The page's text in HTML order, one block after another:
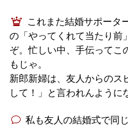
これまた結婚サポータ
の「やってくれて当たり前
ぞ。忙しい中、手伝ってこ
もじゃ。
新郎新婦は、友人からのス
して！」と言われんように
私も友人の結婚式で同